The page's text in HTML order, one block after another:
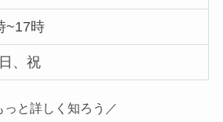
~17時
、祝
っと詳しく知ろう／